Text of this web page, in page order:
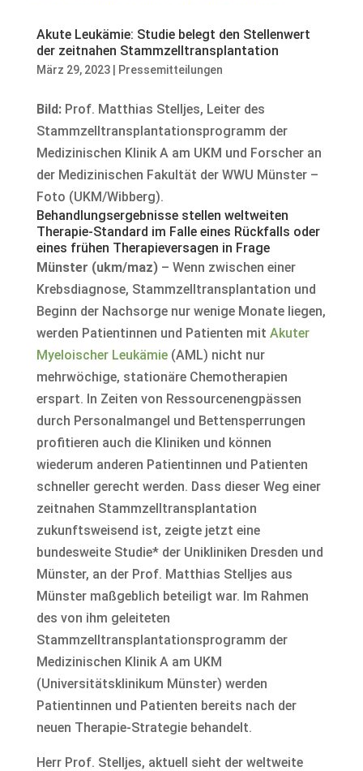
Akute Leukämie: Studie belegt den Stellenwert
der zeitnahen Stammzelltransplantation
März 29, 2023| Pressemitteilungen
Bild:Prof. Matthias Stelljes, Leiter des
Stammzelltransplantationsprogramm der
Medizinischen Klinik A am UKM und Forscher an
der Medizinischen Fakultät der WWU Münster –
Foto (UKM/Wibberg).
Behandlungsergebnisse stellen weltweiten
Therapie-Standard im Falle eines Rückfalls oder
eines frühen Therapieversagen in Frage
Münster (ukm/maz)– Wenn zwischen einer
Krebsdiagnose, Stammzelltransplantation und
Beginn der Nachsorge nur wenige Monate liegen,
werden Patientinnen und Patienten mit Akuter
Myeloischer Leukämie(AML) nicht nur
mehrwöchige, stationäre Chemotherapien
erspart. In Zeiten von Ressourcenengpässen
durch Personalmangel und Bettensperrungen
profitieren auch die Kliniken und können
wiederum anderen Patientinnen und Patienten
schneller gerecht werden. Dass dieser Weg einer
zeitnahen Stammzelltransplantation
zukunftsweisend ist, zeigte jetzt eine
bundesweite Studie* der Unikliniken Dresden und
Münster, an der Prof. Matthias Stelljes aus
Münster maßgeblich beteiligt war. Im Rahmen
des von ihm geleiteten
Stammzelltransplantationsprogramm der
Medizinischen Klinik A am UKM
(Universitätsklinikum Münster) werden
Patientinnen und Patienten bereits nach der
neuen Therapie-Strategie behandelt.
Herr Prof. Stelljes, aktuell sieht der weltweite